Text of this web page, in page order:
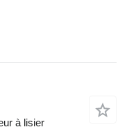
à lisier